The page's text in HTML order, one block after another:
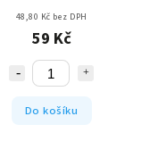
48,80 Kč bez DPH
59 Kč
Do košíku